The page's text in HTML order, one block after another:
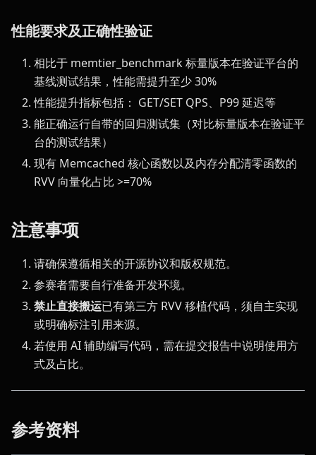
性能要求及正确性验证
相比于 memtier_benchmark 标量版本在验证平台的
基线测试结果，性能需提升至少 30%
性能提升指标包括： GET/SET QPS、P99 延迟等
能正确运行自带的回归测试集（对比标量版本在验证平
台的测试结果）
现有 Memcached 核心函数以及内存分配清零函数的
RVV 向量化占比 >=70%
注意事项
请确保遵循相关的开源协议和版权规范。
参赛者需要自行准备开发环境。
禁止直接搬运已有第三方 RVV 移植代码，须自主实现
或明确标注引用来源。
若使用 AI 辅助编写代码，需在提交报告中说明使用方
式及占比。
参考资料